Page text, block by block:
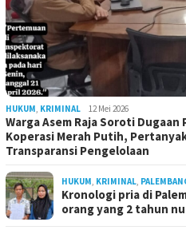
HUKUM KRIMINAL 12 Mei 2026
Warga Asem Raja Soroti
Koperasi Merah Putih,
Transparansi Pengelolaan
HUKUM KRIMINAL
Kronologi pria di
orang yang 2 tahun